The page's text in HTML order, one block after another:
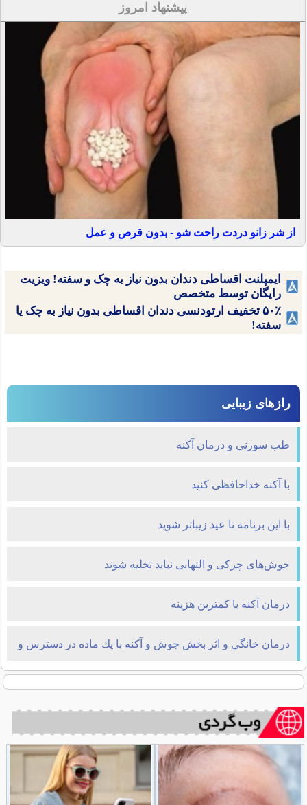
پیشنهاد امروز
از شر زانو دردت راحت شو - بدون قرص و عمل
ایمپلنت اقساطی دندان بدون نیاز به چک و سفته! ویزیت
رایگان توسط متخصص
۵۰٪ تخفیف ارتودنسی دندان اقساطی بدون نیاز به چک یا
سفته!
رازهای زیبایی
طب سوزنی و درمان آکنه
با آكنه خداحافظی كنید
با این برنامه تا عید زیباتر شوید
جوش‌های چرکی و التهابی نباید تخلیه شوند
درمان آکنه با کمترین هزینه
درمان خانگي و اثر بخش جوش و آكنه با يك ماده در دسترس و
ارزان